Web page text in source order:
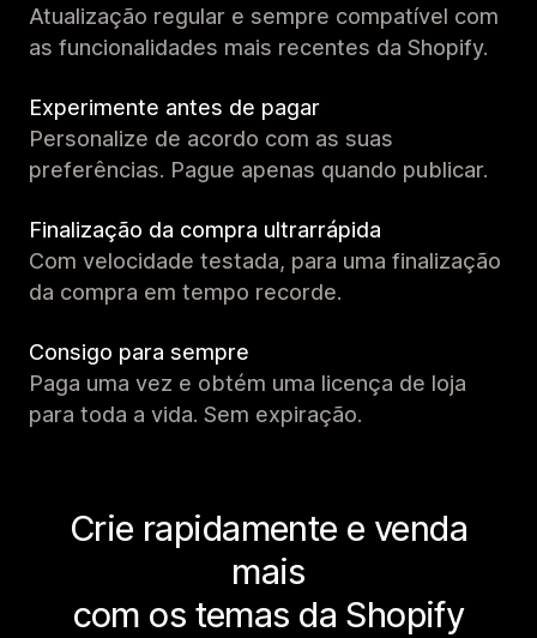
Atualização regular e sempre compatível com
as funcionalidades mais recentes da Shopify.
Experimente antes de pagar
Personalize de acordo com as suas
preferências. Pague apenas quando publicar.
Finalização da compra ultrarrápida
Com velocidade testada, para uma finalização
da compra em tempo recorde.
Consigo para sempre
Paga uma vez e obtém uma licença de loja
para toda a vida. Sem expiração.
Crie rapidamente e venda
mais
com os temas da Shopify